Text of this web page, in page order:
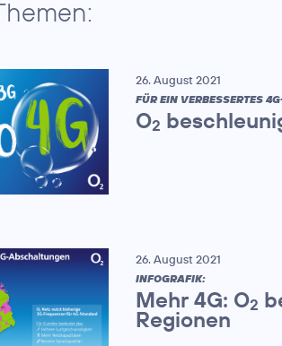
26. August 2021
FÜR EIN VERBESSERTES
O2
26. August 2021
INFOGRAFIK:
Mehr 4G: O2
Regionen